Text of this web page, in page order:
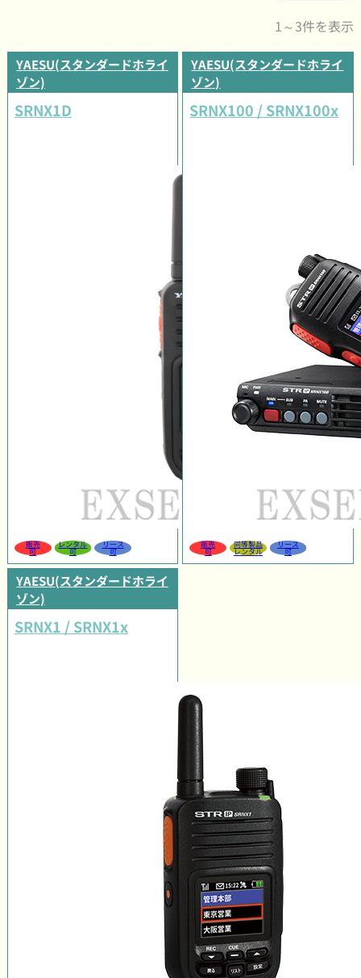
1～3件を表示
YAESU(スタンダードホライ
ゾン)
SRNX1D
販売
可
レンタル
可
リース
可
YAESU(スタンダードホライ
ゾン)
SRNX100 / SRNX100x
販売
可
同等製品
レンタル
リース
可
YAESU(スタンダードホライ
ゾン)
SRNX1 / SRNX1x